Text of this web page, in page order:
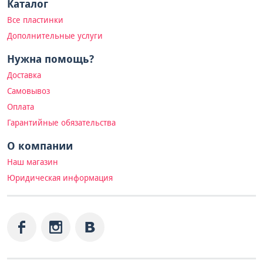
Каталог
Все пластинки
Дополнительные услуги
Нужна помощь?
Доставка
Самовывоз
Оплата
Гарантийные обязательства
О компании
Наш магазин
Юридическая информация